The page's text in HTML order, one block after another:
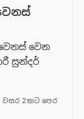
වෙනස්
වෙනස් වෙන
සුන්දර්
වසර 2කට පෙර